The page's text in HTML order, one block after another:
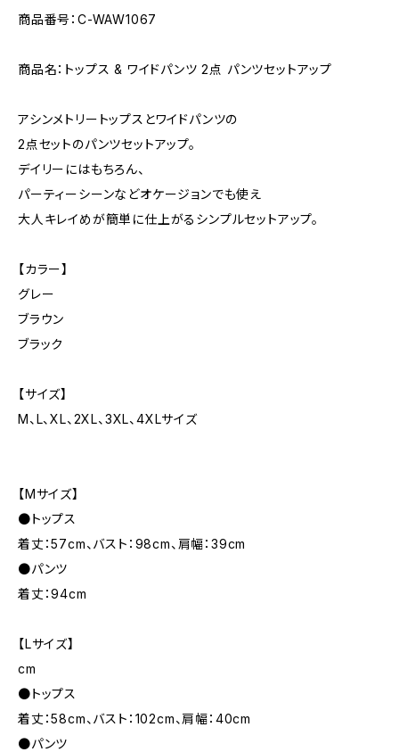
商品番号：C-WAW1067
商品名：トップス & ワイドパンツ 2点 パンツセットアップ
アシンメトリートップスとワイドパンツの
2点セットのパンツセットアップ。
デイリーにはもちろん、
パーティーシーンなどオケージョンでも使え
大人キレイめが簡単に仕上がるシンプルセットアップ。
【カラー】
グレー
ブラウン
ブラック
【サイズ】
M、L、XL、2XL、3XL、4XLサイズ
【Mサイズ】
●トップス
着丈：57cm、バスト：98cm、肩幅：39cm
●パンツ
着丈：94cm
【Lサイズ】
cm
●トップス
着丈：58cm、バスト：102cm、肩幅：40cm
●パンツ